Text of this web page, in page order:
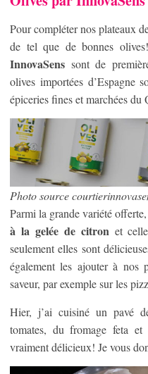
Pour compléter nos plateaux
de tel que de bonnes
InnovaSens sont de
olives importées d’Espagne
épiceries fines et marchées du
Photo source
Parmi la grande variété
à la gelée de citronet
seulement elles sont
également les ajouter à nos
saveur, par exemple sur les
Hier, j’ai cuisiné un pavé
tomates, du fromage feta et
vraiment délicieux! Je vous